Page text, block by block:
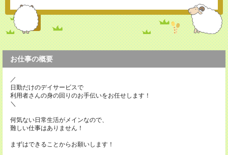
お仕事の概要
／
日勤だけのデイサービスで
利用者さんの身の回りのお手伝いをお任せします！
＼
何気ない日常生活がメインなので、
難しい仕事はありません！
まずはできることからお願いします！